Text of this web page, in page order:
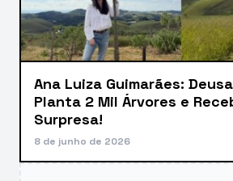
Ana Luiza Guimarães:
Planta 2 Mil Árvores e
Surpresa!
8 de junho de 2026